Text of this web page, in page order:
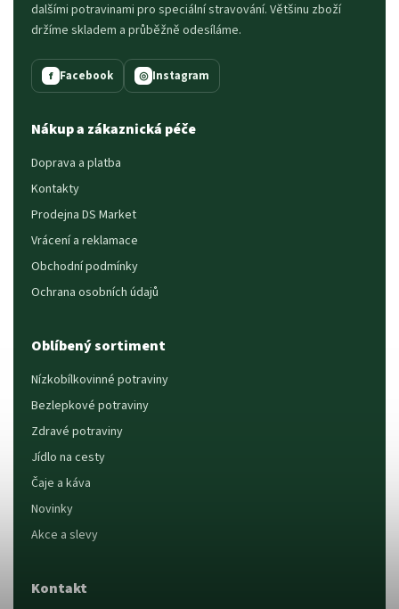
dalšími potravinami pro speciální stravování. Většinu zboží
držíme skladem a průběžně odesíláme.
f Facebook ◎ Instagram
Nákup a zákaznická péče
Doprava a platba
Kontakty
Prodejna DS Market
Vrácení a reklamace
Obchodní podmínky
Ochrana osobních údajů
Oblíbený sortiment
Nízkobílkovinné potraviny
Bezlepkové potraviny
Zdravé potraviny
Jídlo na cesty
Čaje a káva
Novinky
Akce a slevy
Kontakt